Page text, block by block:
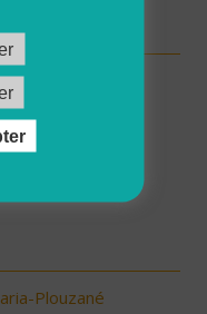
Lanildut,
CDI (H/F)
Plouzané